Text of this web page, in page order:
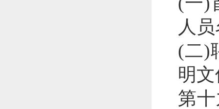
人
(二)
明
第